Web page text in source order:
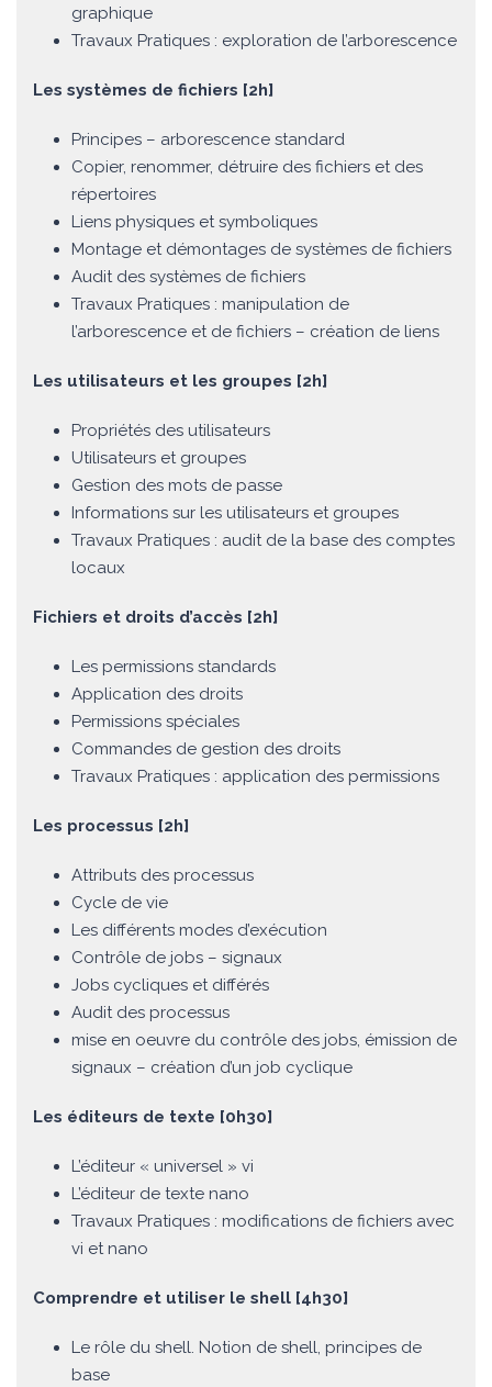
graphique
Travaux Pratiques : exploration de l’arborescence
Les systèmes de fichiers [2h]
Principes – arborescence standard
Copier, renommer, détruire des fichiers et des
répertoires
Liens physiques et symboliques
Montage et démontages de systèmes de fichiers
Audit des systèmes de fichiers
Travaux Pratiques : manipulation de
l’arborescence et de fichiers – création de liens
Les utilisateurs et les groupes [2h]
Propriétés des utilisateurs
Utilisateurs et groupes
Gestion des mots de passe
Informations sur les utilisateurs et groupes
Travaux Pratiques : audit de la base des comptes
locaux
Fichiers et droits d’accès [2h]
Les permissions standards
Application des droits
Permissions spéciales
Commandes de gestion des droits
Travaux Pratiques : application des permissions
Les processus [2h]
Attributs des processus
Cycle de vie
Les différents modes d’exécution
Contrôle de jobs – signaux
Jobs cycliques et différés
Audit des processus
mise en oeuvre du contrôle des jobs, émission de
signaux – création d’un job cyclique
Les éditeurs de texte [0h30]
L’éditeur « universel » vi
L’éditeur de texte nano
Travaux Pratiques : modifications de fichiers avec
vi et nano
Comprendre et utiliser le shell [4h30]
Le rôle du shell. Notion de shell, principes de
base